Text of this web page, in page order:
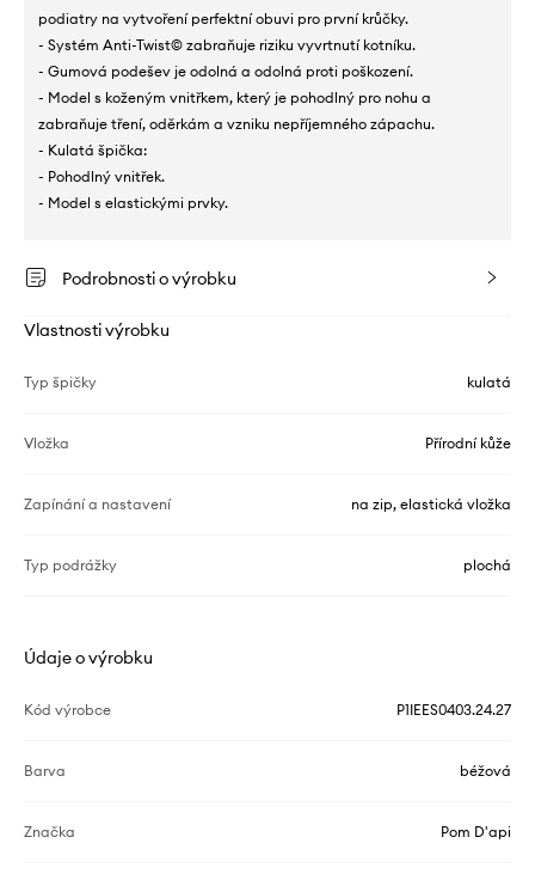
podiatry na vytvoření perfektní obuvi pro první krůčky.
- Systém Anti-Twist© zabraňuje riziku vyvrtnutí kotníku.
- Gumová podešev je odolná a odolná proti poškození.
- Model s koženým vnitřkem, který je pohodlný pro nohu a
zabraňuje tření, oděrkám a vzniku nepříjemného zápachu.
- Kulatá špička:
- Pohodlný vnitřek.
- Model s elastickými prvky.
Podrobnosti o výrobku
Vlastnosti výrobku
Typ špičky kulatá
Vložka Přírodní kůže
Zapínání a nastavení na zip, elastická vložka
Typ podrážky plochá
Údaje o výrobku
Kód výrobce P1IEES0403.24.27
Barva béžová
Značka Pom D'api